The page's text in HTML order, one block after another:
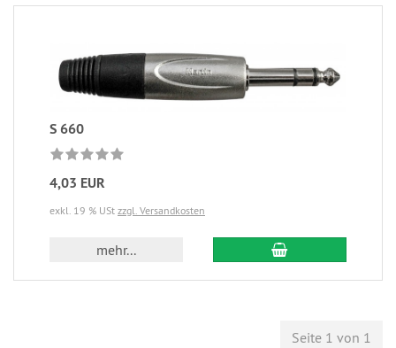
S 660
4,03 EUR
exkl. 19 % USt zzgl. Versandkosten
mehr...
Seite 1 von 1